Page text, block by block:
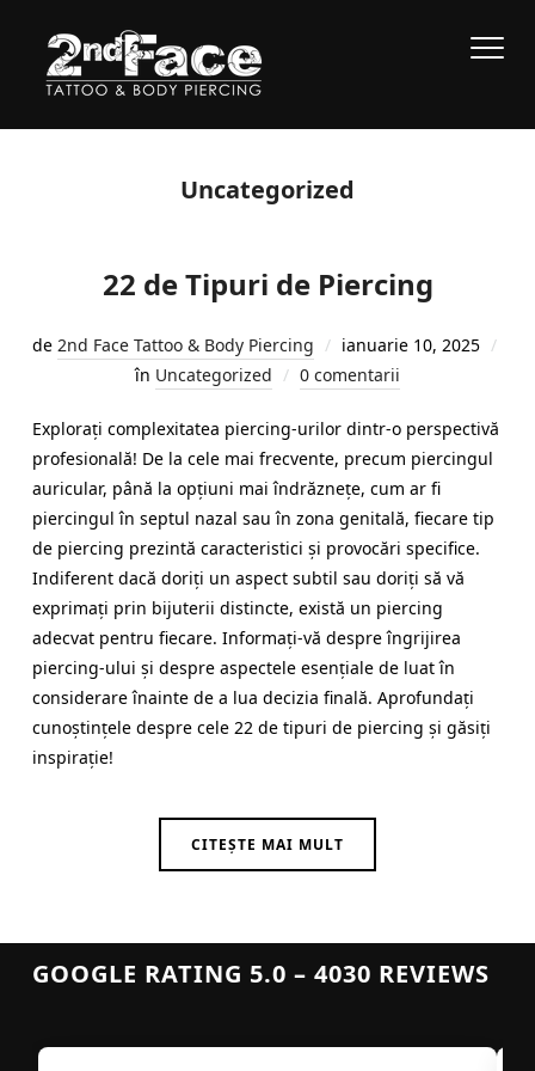
Uncategorized
22 de Tipuri de Piercing
de 2nd Face Tattoo & Body Piercing
ianuarie 10, 2025
în Uncategorized 0 comentarii
Explorați complexitatea piercing-urilor dintr-o perspectivă
profesională! De la cele mai frecvente, precum piercingul
auricular, până la opțiuni mai îndrăznețe, cum ar fi
piercingul în septul nazal sau în zona genitală, fiecare tip
de piercing prezintă caracteristici și provocări specifice.
Indiferent dacă doriți un aspect subtil sau doriți să vă
exprimați prin bijuterii distincte, există un piercing
adecvat pentru fiecare. Informați-vă despre îngrijirea
piercing-ului și despre aspectele esențiale de luat în
considerare înainte de a lua decizia finală. Aprofundați
cunoștințele despre cele 22 de tipuri de piercing și găsiți
inspirație!
CITEȘTE MAI MULT
GOOGLE RATING 5.0 – 4030 REVIEWS